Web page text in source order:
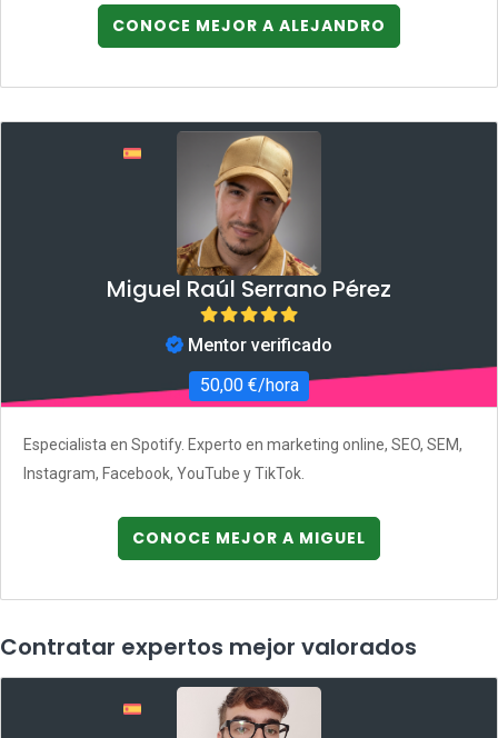
CONOCE MEJOR A ALEJANDRO
Miguel Raúl Serrano Pérez
Mentor verificado
50,00 €/hora
Especialista en Spotify. Experto en marketing online, SEO, SEM,
Instagram, Facebook, YouTube y TikTok.
CONOCE MEJOR A MIGUEL
Contratar expertos mejor valorados